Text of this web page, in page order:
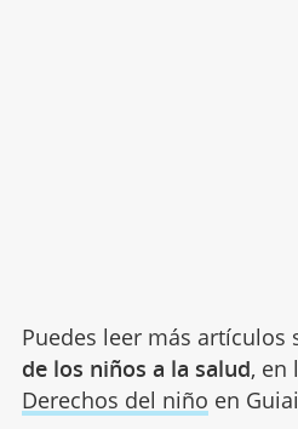
Puedes leer más artículos
de los niños a la salud, en
Derechos del niño en